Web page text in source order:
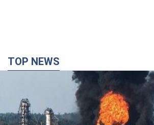
TOP NEWS